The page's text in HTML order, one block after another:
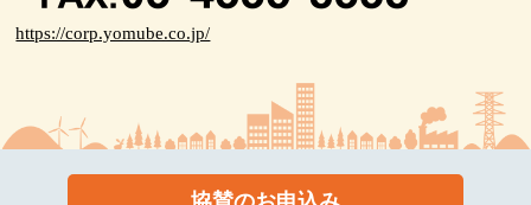
https://corp.yomube.co.jp/